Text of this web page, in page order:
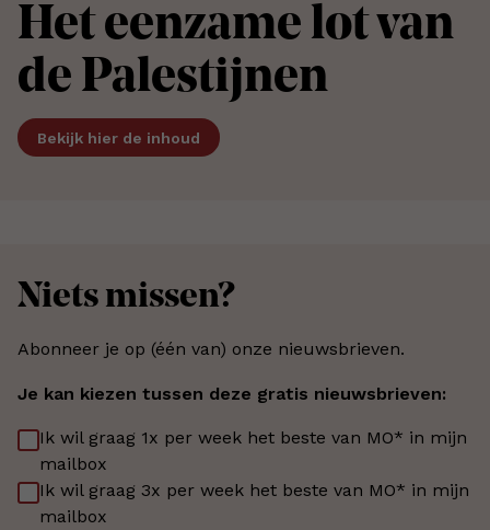
Het eenzame lot van
de Palestijnen
Bekijk hier de inhoud
Niets missen?
Abonneer je op (één van) onze nieuwsbrieven.
Je kan kiezen tussen deze gratis nieuwsbrieven:
Ik wil graag 1x per week het beste van MO* in mijn
mailbox
Ik wil graag 3x per week het beste van MO* in mijn
mailbox